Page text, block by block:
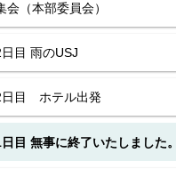
会（本部委員会）
目 雨のUSJ
日目 ホテル出発
目 無事に終了いたしました。